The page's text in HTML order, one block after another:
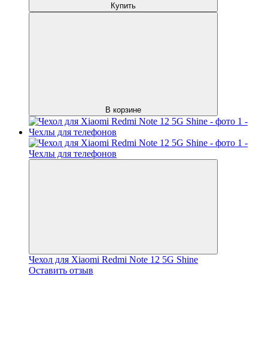
Купить
В корзине
Чехол для Xiaomi Redmi Note 12 5G Shine
Оставить отзыв